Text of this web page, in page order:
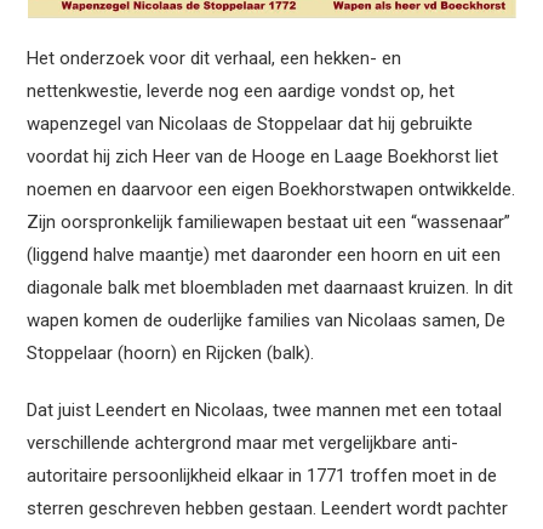
Het onderzoek voor dit verhaal, een hekken- en
nettenkwestie, leverde nog een aardige vondst op, het
wapenzegel van Nicolaas de Stoppelaar dat hij gebruikte
voordat hij zich Heer van de Hooge en Laage Boekhorst liet
noemen en daarvoor een eigen Boekhorstwapen ontwikkelde.
Zijn oorspronkelijk familiewapen bestaat uit een “wassenaar”
(liggend halve maantje) met daaronder een hoorn en uit een
diagonale balk met bloembladen met daarnaast kruizen. In dit
wapen komen de ouderlijke families van Nicolaas samen, De
Stoppelaar (hoorn) en Rijcken (balk).
Dat juist Leendert en Nicolaas, twee mannen met een totaal
verschillende achtergrond maar met vergelijkbare anti-
autoritaire persoonlijkheid elkaar in 1771 troffen moet in de
sterren geschreven hebben gestaan. Leendert wordt pachter